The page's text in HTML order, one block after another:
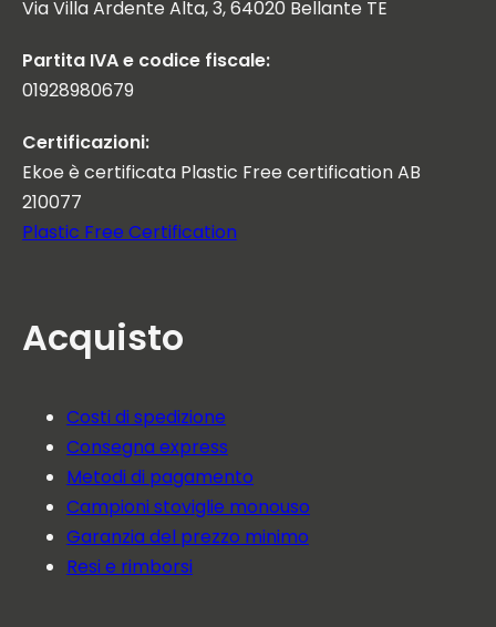
Via Villa Ardente Alta, 3, 64020 Bellante TE
Partita IVA e codice fiscale:
01928980679
Certificazioni:
Ekoe è certificata Plastic Free certification AB
210077
Plastic Free Certification
Acquisto
Costi di spedizione
Consegna express
Metodi di pagamento
Campioni stoviglie monouso
Garanzia del prezzo minimo
Resi e rimborsi